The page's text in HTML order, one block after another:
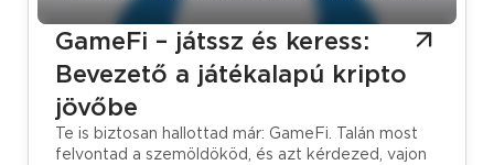
GameFi – játssz és keress:
Bevezető a játékalapú kripto
jövőbe
Te is biztosan hallottad már: GameFi. Talán most
felvontad a szemöldököd, és azt kérdezed, vajon